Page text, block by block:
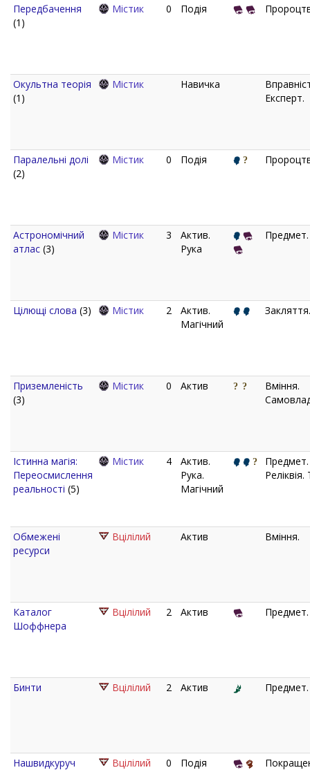
Передбачення
(1)
Містик 0 Подія
Окультна теорія
(1)
Містик Навичка
Експерт.
Паралельні долі
(2)
Містик 0 Подія
Астрономічний
атлас (3)
Містик 3
Актив.
Рука
Цілющі слова (3) Містик 2
Актив.
Магічний
Закляття.
Приземленість
(3)
Містик 0 Актив
Вміння.
Істинна магія:
Переосмислення
реальності (5)
Містик 4
Актив.
Рука.
Магічний
Предмет.
Обмежені
ресурси
Вцілілий Актив Вміння.
Каталог
Шоффнера
Вцілілий 2 Актив
Бинти Вцілілий 2 Актив Предмет.
Нашвидкуруч Вцілілий 0 Подія